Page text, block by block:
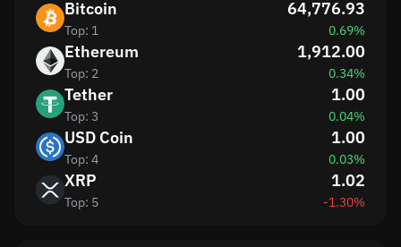
Bitcoin
Top: 1
64,776.93
0.69%
Ethereum
Top: 2
1,912.00
0.34%
Tether
Top: 3
1.00
0.04%
USD Coin
Top: 4
1.00
0.03%
XRP
Top: 5
1.02
-1.30%